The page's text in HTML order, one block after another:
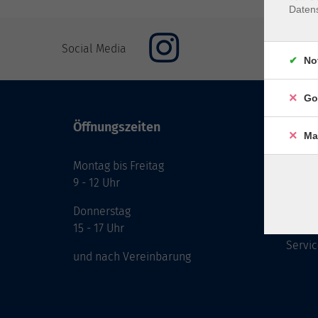
Social Media
Öffnungszeiten
Montag bis Freitag
9 - 12 Uhr
Donnerstag
15 - 17 Uhr
und nach Vereinbarung